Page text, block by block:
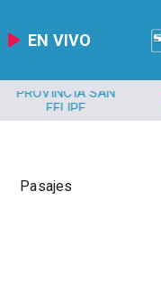
EN VIVO
PROVINCIA SAN
FELIPE
Pasajes